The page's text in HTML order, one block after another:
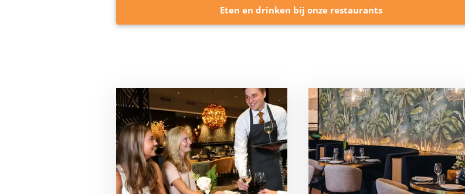
Eten en drinken bij onze restaurants